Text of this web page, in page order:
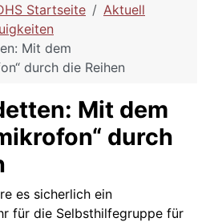
Startseite
Aktuell
Mit dem
durch die Reihen
Mit dem
durch
es sicherlich ein
für die Selbsthilfegruppe für